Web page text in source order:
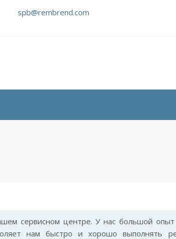
spb@rembrend.com
сервисном центре. У нас большой опыт
нам быстро и хорошо выполнять